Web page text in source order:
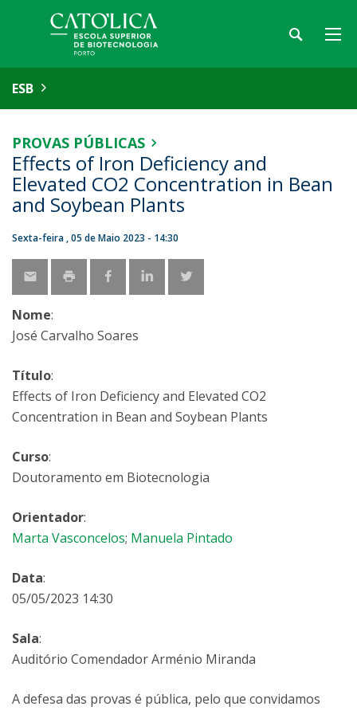
ESB
PROVAS PÚBLICAS
Effects of Iron Deficiency and
Elevated CO2 Concentration in Bean
and Soybean Plants
Sexta-feira , 05 de Maio 2023 - 14:30
Nome:
José Carvalho Soares
Título:
Effects of Iron Deficiency and Elevated CO2
Concentration in Bean and Soybean Plants
Curso:
Doutoramento em Biotecnologia
Orientador:
Marta Vasconcelos; Manuela Pintado
Data:
05/05/2023 14:30
Sala:
Auditório Comendador Arménio Miranda
A defesa das provas é pública, pelo que convidamos